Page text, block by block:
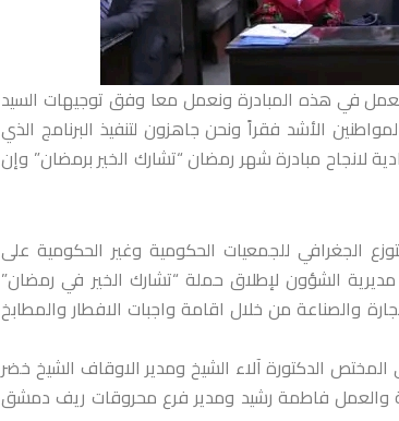
في هذه المبادرة ونعمل معا وفق توجيهات السيد
الأشد فقراً ونحن جاهزون لتنفيذ البرنامج الذي
لانجاح مبادرة شهر رمضان “تشارك الخير برمضان” وإن
الجغرافي للجمعيات الحكومية وغير الحكومية على
الشؤون لإطلاق حملة “تشارك الخير في رمضان”
والصناعة من خلال اقامة واجبات الافطار والمطابخ
الدكتورة آلاء الشيخ ومدير الاوقاف الشيخ خضر
والعمل فاطمة رشيد ومدير فرع محروقات ريف دمشق